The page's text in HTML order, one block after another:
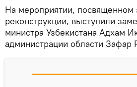
На мероприятии,
реконструкции, выступили
министра Узбекистана Адхам
администрации области Зафар